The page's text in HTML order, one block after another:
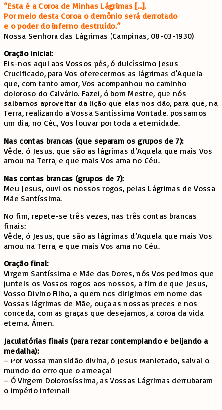
“Esta é a Coroa de Minhas Lágrimas […].
Por meio desta Coroa o demônio será derrotado
e o poder do inferno destruído.”
Nossa Senhora das Lágrimas (Campinas, 08-03-1930)
Oração inicial:
Eis-nos aqui aos Vossos pés, ó dulcíssimo Jesus
Crucificado, para Vos oferecermos as lágrimas d’Aquela
que, com tanto amor, Vos acompanhou no caminho
doloroso do Calvário. Fazei, ó bom Mestre, que nós
saibamos aproveitar da lição que elas nos dão, para que, na
Terra, realizando a Vossa Santíssima Vontade, possamos
um dia, no Céu, Vos louvar por toda a eternidade.
Nas contas brancas (que separam os grupos de 7):
Vêde, ó Jesus, que são as lágrimas d’Aquela que mais Vos
amou na Terra, e que mais Vos ama no Céu.
Nas contas brancas (grupos de 7):
Meu Jesus, ouvi os nossos rogos, pelas Lágrimas de Vossa
Mãe Santíssima.
No fim, repete-se três vezes, nas três contas brancas
finais:
Vêde, ó Jesus, que são as lágrimas d’Aquela que mais Vos
amou na Terra, e que mais Vos ama no Céu.
Oração final:
Virgem Santíssima e Mãe das Dores, nós Vos pedimos que
junteis os Vossos rogos aos nossos, a fim de que Jesus,
Vosso Divino Filho, a quem nos dirigimos em nome das
Vossas lágrimas de Mãe, ouça as nossas preces e nos
conceda, com as graças que desejamos, a coroa da vida
eterna. Ámen.
Jaculatórias finais (para rezar contemplando e beijando a
medalha):
– Por Vossa mansidão divina, ó Jesus Manietado, salvai o
mundo do erro que o ameaça!
– Ó Virgem Dolorosíssima, as Vossas Lágrimas derrubaram
o império infernal!